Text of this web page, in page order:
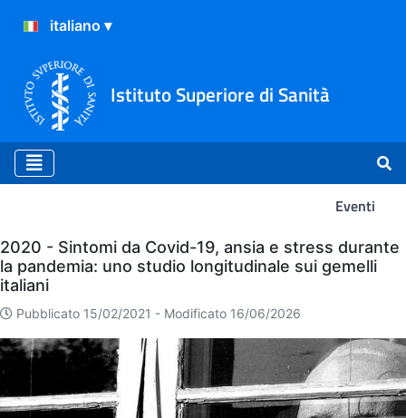
Istituto Superiore di Sanità
Eventi
Eventi
2020 - Sintomi da Covid-19, ansia e stress durante
la pandemia: uno studio longitudinale sui gemelli
italiani
Pubblicato 15/02/2021 - Modificato 16/06/2026